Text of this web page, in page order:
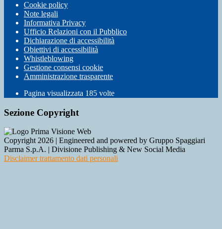
Cookie policy
Note legali
Informativa Privacy
Ufficio Relazioni con il Pubblico
Dichiarazione di accessibilità
Obiettivi di accessibilità
Whistleblowing
Gestione consensi cookie
Amministrazione trasparente
Pagina visualizzata 185 volte
Sezione Copyright
Copyright 2026 | Engineered and powered by Gruppo Spaggiari
Parma S.p.A. | Divisione Publishing & New Social Media
Disclaimer trattamento dati personali